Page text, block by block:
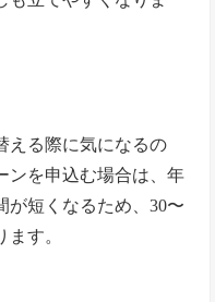
える際に気になるの
ンを申込む場合は、年
が短くなるため、30〜
す。